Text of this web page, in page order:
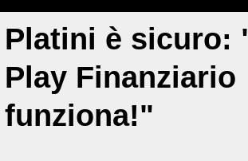
Platini è sicuro:
Play Finanziario
funziona!"